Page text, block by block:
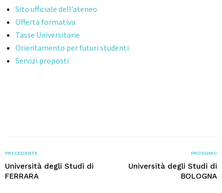
Sito ufficiale dell’ateneo
Offerta formativa
Tasse Universitarie
Orientamento per futuri studenti
Servizi proposti
PRECEDENTE
Università degli Studi di
FERRARA
PROSSIMO
Università degli Studi di
BOLOGNA